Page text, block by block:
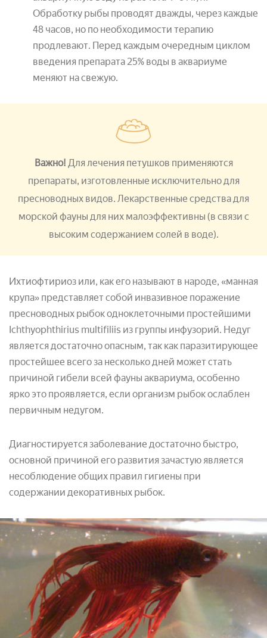
Обработку рыбы проводят дважды, через каждые
48 часов, но по необходимости терапию
продлевают. Перед каждым очередным циклом
введения препарата 25% воды в аквариуме
меняют на свежую.
Важно! Для лечения петушков применяются
препараты, изготовленные исключительно для
пресноводных видов. Лекарственные средства для
морской фауны для них малоэффективны (в связи с
высоким содержанием солей в воде).
Ихтиофтириоз или, как его называют в народе, «манная
крупа» представляет собой инвазивное поражение
пресноводных рыбок одноклеточными простейшими
Ichthyophthirius multifiliis из группы инфузорий. Недуг
является достаточно опасным, так как паразитирующее
простейшее всего за несколько дней может стать
причиной гибели всей фауны аквариума, особенно
ярко это проявляется, если организм рыбок ослаблен
первичным недугом.
Диагностируется заболевание достаточно быстро,
основной причиной его развития зачастую является
несоблюдение общих правил гигиены при
содержании декоративных рыбок.